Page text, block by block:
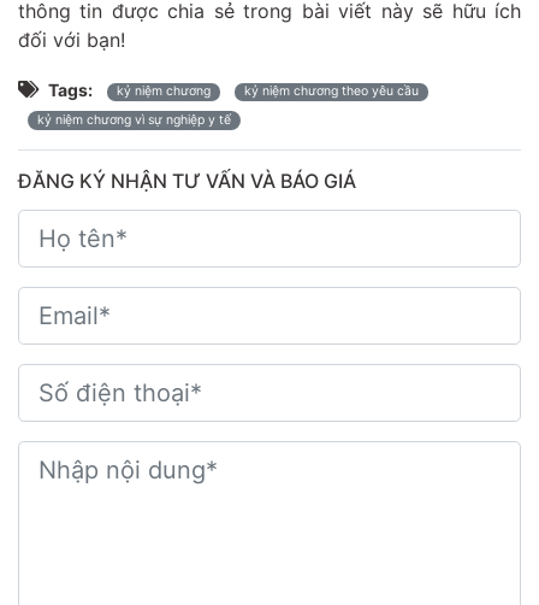
thông tin được chia sẻ trong bài viết này sẽ hữu ích
đối với bạn!
Tags: kỷ niệm chương
kỷ niệm chương theo yêu cầu
kỷ niệm chương vì sự nghiệp y tế
ĐĂNG KÝ NHẬN TƯ VẤN VÀ BÁO GIÁ